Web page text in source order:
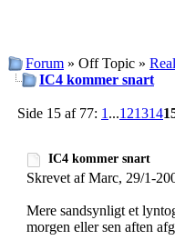
Forum » Off Topic »
IC4 kommer snart
Side 15 af 77: 1 ...121314
IC4 kommer snart
Skrevet af Marc, 29/1-
Mere sandsynligt et
morgen eller sen aften